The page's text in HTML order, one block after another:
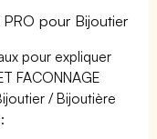
pour Bijoutier
pour expliquer
FACONNAGE
/ Bijoutière